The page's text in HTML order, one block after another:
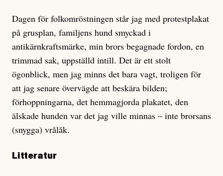
Dagen för folkomröstningen står jag med protestplakat
på grusplan, familjens hund smyckad i
antikärnkraftsmärke, min brors begagnade fordon, en
trimmad sak, uppställd intill. Det är ett stolt
ögonblick, men jag minns det bara vagt, troligen för
att jag senare övervägde att beskära bilden;
förhoppningarna, det hemmagjorda plakatet, den
älskade hunden var det jag ville minnas – inte brorsans
(snygga) vrålåk.
Litteratur